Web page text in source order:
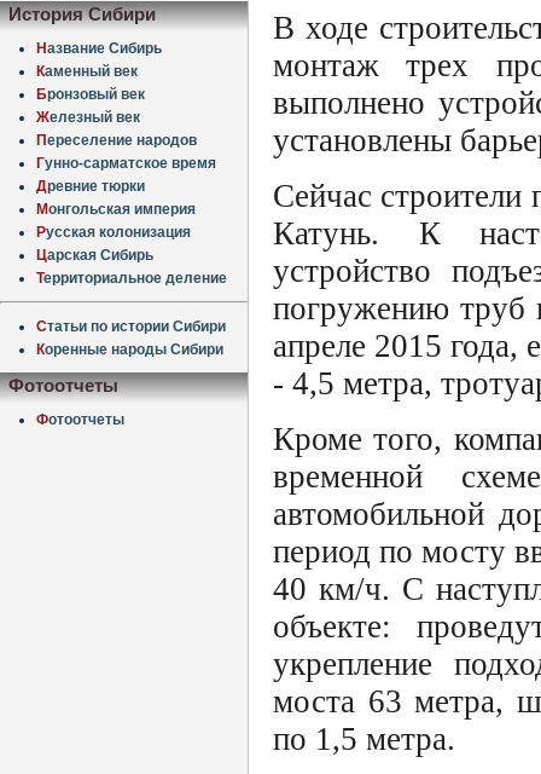
История Сибири
Название Сибирь
Каменный век
Бронзовый век
Железный век
Переселение народов
Гунно-сарматское время
Древние тюрки
Монгольская империя
Русская колонизация
Царская Сибирь
Территориальное деление
Статьи по истории Сибири
Коренные народы Сибири
Фотоотчеты
Фотоотчеты
В ходе
монтаж трех
выполнено
установлены
Сейчас строители
Катунь. К
устройство
погружению труб
апреле 2015 года,
- 4,5 метра,
Кроме того,
временной
автомобильной
период по мосту
40 км/ч. С
объекте:
укрепление
моста 63 метра,
по 1,5 метра.